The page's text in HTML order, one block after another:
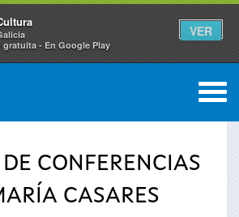
- En Google Play
VER
0
CONFERENCIAS
CASARES